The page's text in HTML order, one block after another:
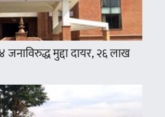
जनाविरुद्ध मुद्दा दायर, २६ लाख